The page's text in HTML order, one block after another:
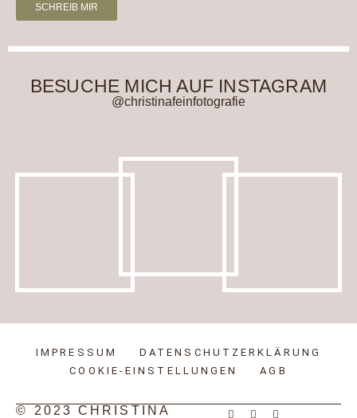
SCHREIB MIR
BESUCHE MICH AUF INSTAGRAM
@christinafeinfotografie
IMPRESSUM
DATENSCHUTZERKLÄRUNG
COOKIE-EINSTELLUNGEN
AGB
© 2023 CHRISTINA